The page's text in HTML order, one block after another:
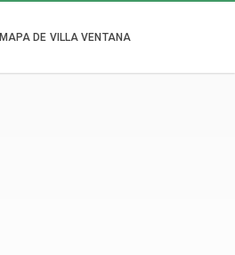
MAPA DE VILLA VENTANA